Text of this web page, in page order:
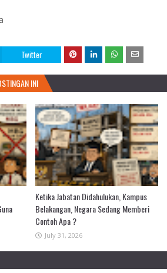
Twitter
INI
Ketika Jabatan Didahulukan, Kampus
Belakangan, Negara Sedang Memberi
Contoh Apa ?
July 31, 2026